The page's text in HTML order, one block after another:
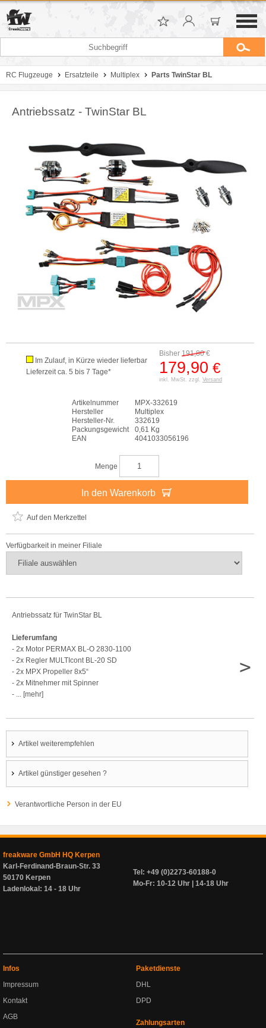
RC Flugzeuge Ersatzteile Multiplex Parts TwinStar BL
Antriebssatz - TwinStar BL
Bisher 191,80€
179,90 €
inkl. MwSt. zzgl. Versand
Im Zulauf, in Kürze wieder lieferbar
Lieferzeit ca. 5 bis 7 Tage*
Artikelnummer
MPX-332619
Hersteller
Multiplex
Hersteller-Nr.
332619
Packungsgewicht
0,61 Kg
EAN
4041033056196
Menge
In den Warenkorb
Auf den Merkzettel
Verfügbarkeit in meiner Filiale
Antriebssatz für TwinStar BL
Lieferumfang
- 2x Motor PERMAX BL-O 2830-1100
- 2x Regler MULTIcont BL-20 SD
- 2x MPX Propeller 8x5“
- 2x Mitnehmer mit Spinner
- ... [mehr]
>
Artikel weiterempfehlen
Artikel günstiger gesehen ?
Verantwortliche Person in der EU
freakware GmbH HQ Kerpen
Karl-Ferdinand-Braun-Str. 33
50170 Kerpen
Ladenlokal: 14 - 18 Uhr
Tel: +49 (0)2273-60188-0
Mo-Fr: 10-12 Uhr | 14-18 Uhr
Infos
Impressum
Kontakt
AGB
Paketdienste
DHL
DPD
Zahlungsarten